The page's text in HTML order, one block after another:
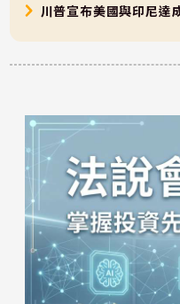
川普宣布美國與印尼達